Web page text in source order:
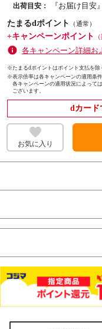
出荷目安：
『お届け目
たまるdポイント
（通常）
+キャンペーンポイント
各キャンペーン詳細お
※たまるdポイントはポイント支払を除
※表示倍率は各キャンペーンの適用条
各キャンペーンの適用状況によって
ございます。
dカード
お気に入り